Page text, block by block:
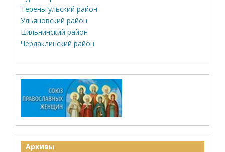
Тереньгульский район
Ульяновский район
Цильнинский район
Чердаклинский район
Архивы